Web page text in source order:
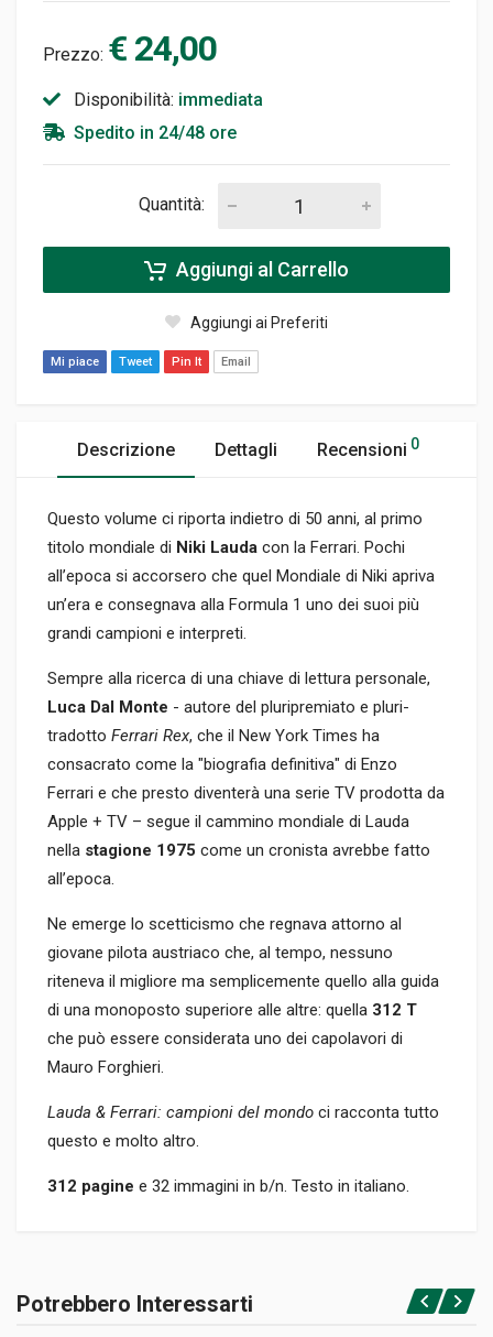
Prezzo: € 24,00
Disponibilità: immediata
Spedito in 24/48 ore
Quantità:
Aggiungi al Carrello
Aggiungi ai Preferiti
Mi piace Tweet Pin It Email
Descrizione Dettagli Recensioni 0
Questo volume ci riporta indietro di 50 anni, al primo
titolo mondiale di Niki Lauda con la Ferrari. Pochi
all’epoca si accorsero che quel Mondiale di Niki apriva
un’era e consegnava alla Formula 1 uno dei suoi più
grandi campioni e interpreti.
Sempre alla ricerca di una chiave di lettura personale,
Luca Dal Monte - autore del pluripremiato e pluri-
tradotto Ferrari Rex, che il New York Times ha
consacrato come la "biografia definitiva" di Enzo
Ferrari e che presto diventerà una serie TV prodotta da
Apple + TV – segue il cammino mondiale di Lauda
nella stagione 1975 come un cronista avrebbe fatto
all’epoca.
Ne emerge lo scetticismo che regnava attorno al
giovane pilota austriaco che, al tempo, nessuno
riteneva il migliore ma semplicemente quello alla guida
di una monoposto superiore alle altre: quella 312 T
che può essere considerata uno dei capolavori di
Mauro Forghieri.
Lauda & Ferrari: campioni del mondo ci racconta tutto
questo e molto altro.
312 pagine e 32 immagini in b/n. Testo in italiano.
Brossura
Accedi o registrati
Potrebbero Interessarti